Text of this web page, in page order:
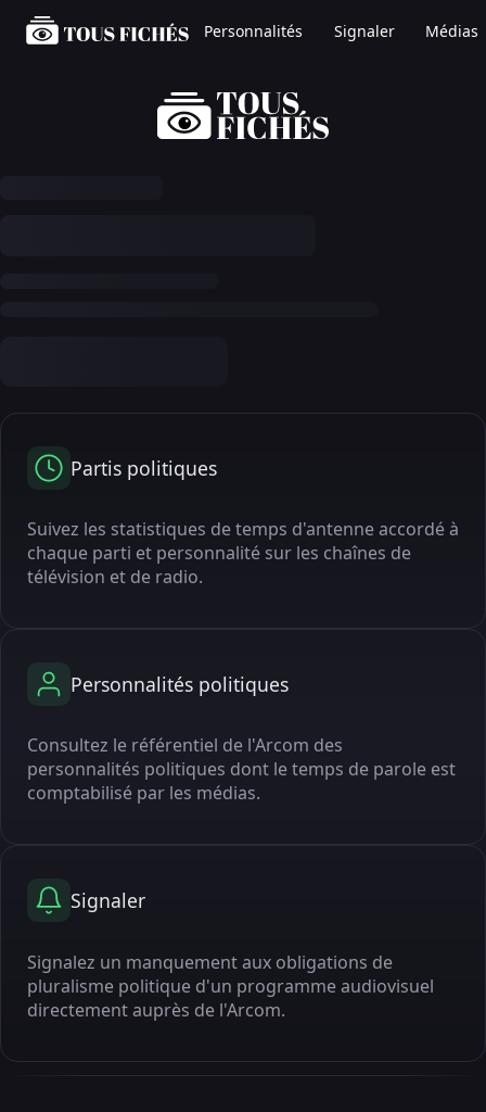
Personnalités Signaler Médias
Partis politiques
Suivez les statistiques de temps d'antenne accordé à
chaque parti et personnalité sur les chaînes de
télévision et de radio.
Personnalités politiques
Consultez le référentiel de l'Arcom des
personnalités politiques dont le temps de parole est
comptabilisé par les médias.
Signaler
Signalez un manquement aux obligations de
pluralisme politique d'un programme audiovisuel
directement auprès de l'Arcom.